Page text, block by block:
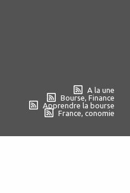
A la une
Bourse, Finance
Apprendre la bourse
France, conomie